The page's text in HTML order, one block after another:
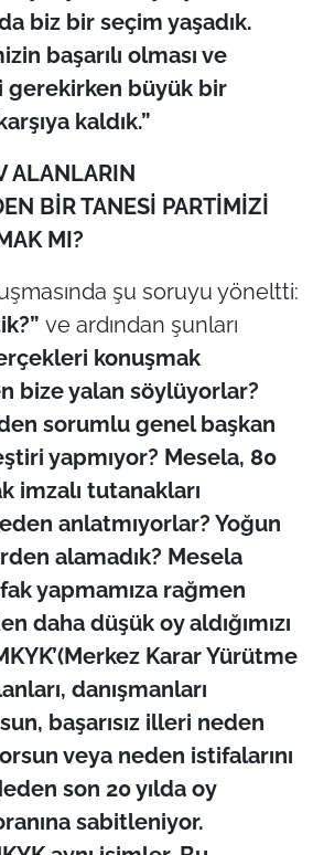
biz bir seçim yaşadık.
başarılı olması ve
gerekirken büyük bir
kaldık.”
ALANLARIN
BİR TANESİ PARTİMİZİ
MI?
şu soruyu yöneltti:
ve ardından şunları
konuşmak
bize yalan söylüyorlar?
sorumlu genel başkan
yapmıyor? Mesela, 80
imzalı tutanakları
anlatmıyorlar? Yoğun
alamadık? Mesela
yapmamıza rağmen
daha düşük oy aldığımızı
Karar Yürütme
danışmanları
başarısız illeri neden
veya neden istifalarını
son 20 yılda oy
sabitleniyor.